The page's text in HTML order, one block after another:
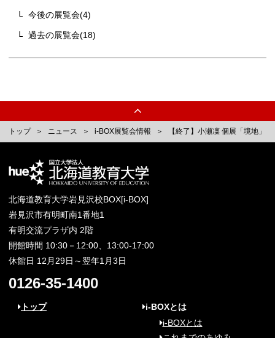
今後の展覧会(4)
過去の展覧会(18)
トップ ニュース i-BOX展覧会情報 【終了】小瀬凜 個展「境地」
北海道教育大学岩見沢校BOX[i-BOX]
岩見沢市有明町南1番地1
有明交流プラザ内 2階
開館時間 10:30－12:00、13:00-17:00
休館日 12月29日～翌年1月3日
0126-35-1400
トップ
i-BOXとは
i-BOXとは